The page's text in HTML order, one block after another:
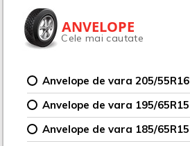
ANVELOPE
Cele mai cautate
Anvelope de vara 205/55R16
Anvelope de vara 195/65R15
Anvelope de vara 185/65R15